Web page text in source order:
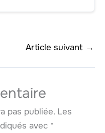
Article suivant →
pas publiée. Les
avec *